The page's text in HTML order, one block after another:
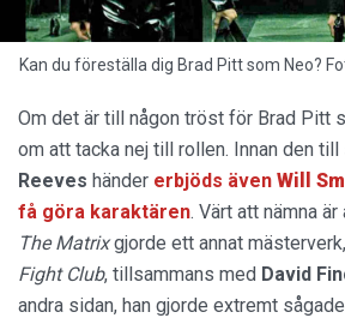
Kan du föreställa dig Brad Pitt som Neo?
Om det är till någon tröst för Brad Pitt
om att tacka nej till rollen. Innan den
Reeves händer erbjöds även Will
få göra karaktären. Värt att nämna
The Matrixgjorde ett annat
Fight Club, tillsammans med David
andra sidan, han gjorde extremt sågade